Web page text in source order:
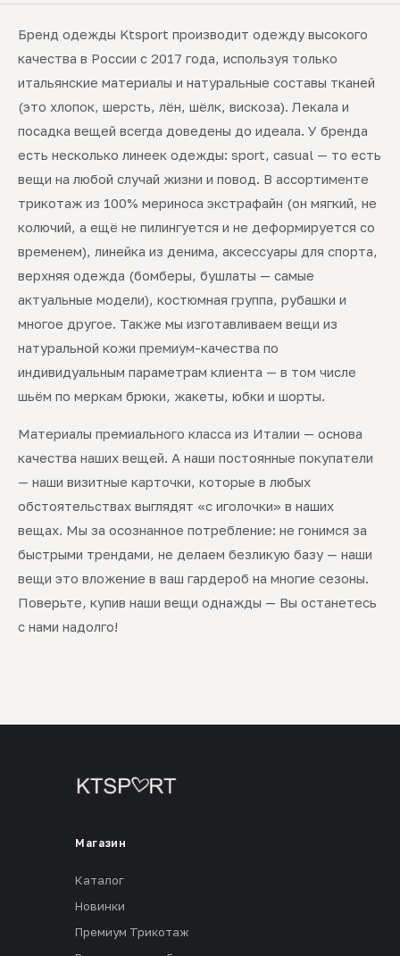
Бренд одежды Ktsport производит одежду высокого
качества в России с 2017 года, используя только
итальянские материалы и натуральные составы тканей
(это хлопок, шерсть, лён, шёлк, вискоза). Лекала и
посадка вещей всегда доведены до идеала. У бренда
есть несколько линеек одежды: sport, casual — то есть
вещи на любой случай жизни и повод. В ассортименте
трикотаж из 100% мериноса экстрафайн (он мягкий, не
колючий, а ещё не пилингуется и не деформируется со
временем), линейка из денима, аксессуары для спорта,
верхняя одежда (бомберы, бушлаты — самые
актуальные модели), костюмная группа, рубашки и
многое другое. Также мы изготавливаем вещи из
натуральной кожи премиум-качества по
индивидуальным параметрам клиента — в том числе
шьём по меркам брюки, жакеты, юбки и шорты.
Материалы премиального класса из Италии — основа
качества наших вещей. А наши постоянные покупатели
— наши визитные карточки, которые в любых
обстоятельствах выглядят «с иголочки» в наших
вещах. Мы за осознанное потребление: не гонимся за
быстрыми трендами, не делаем безликую базу — наши
вещи это вложение в ваш гардероб на многие сезоны.
Поверьте, купив наши вещи однажды — Вы останетесь
с нами надолго!
Магазин
Каталог
Новинки
Премиум Трикотаж